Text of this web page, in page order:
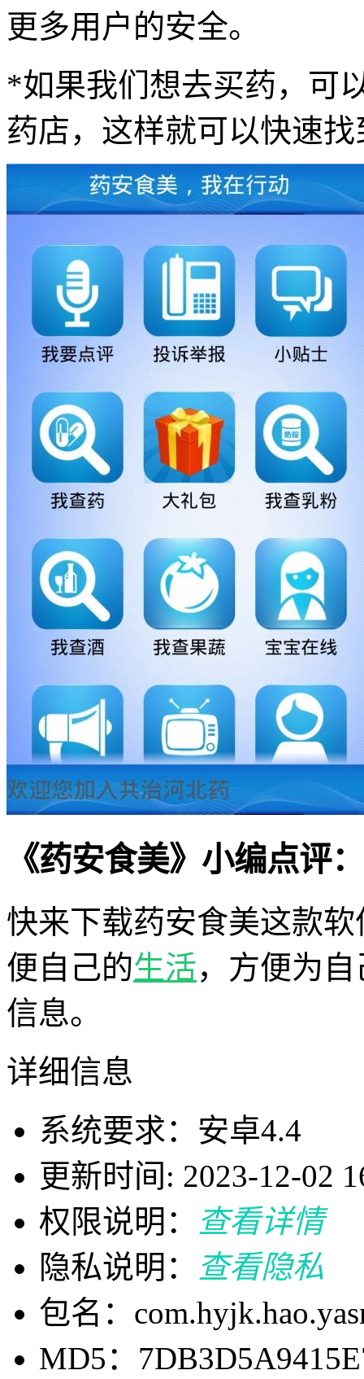
更多用户的安全。
*如果我们想去买药，可
药店，这样就可以快速
《药安食美》小编点评：
快来下载药安食美这款
便自己的生活，方便为
信息。
详细信息
系统要求：安卓4.4
更新时间: 2023-12-02
权限说明：
查看详情
隐私说明：
查看隐私
包名：
MD5：